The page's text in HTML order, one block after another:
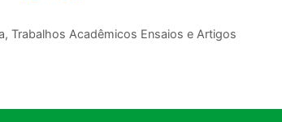
, Trabalhos Acadêmicos Ensaios e Artigos